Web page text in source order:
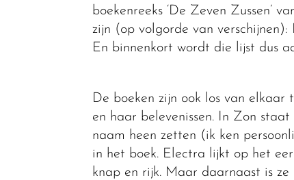
boekenreeks ‘De Zeven Zussen’
zijn (op volgorde van
En binnenkort wordt die lijst dus
De boeken zijn ook los van elkaar
en haar belevenissen. In Zon
naam heen zetten (ik ken
in het boek. Electra lijkt op het
knap en rijk. Maar daarnaast is